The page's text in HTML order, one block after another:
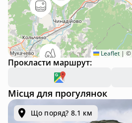
Leaflet | ©
Прокласти маршрут:
Місця для прогулянок
Що поряд? 8.1 км